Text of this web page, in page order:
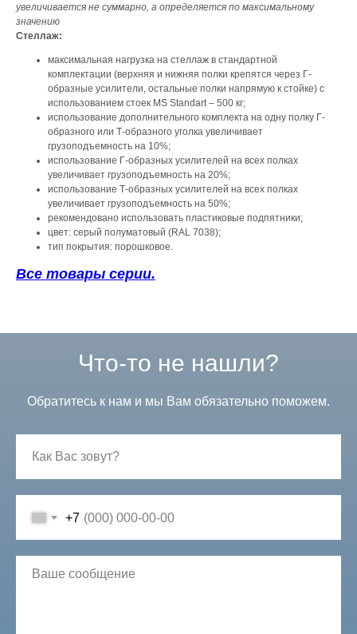
увеличивается не суммарно, а определяется по максимальному
значению
Стеллаж:
максимальная нагрузка на стеллаж в стандартной
комплектации (верхняя и нижняя полки крепятся через Г-
образные усилители, остальные полки напрямую к стойке) с
использованием стоек MS Standart – 500 кг;
использование дополнительного комплекта на одну полку Г-
образного или Т-образного уголка увеличивает
грузоподъемность на 10%;
использование Г-образных усилителей на всех полках
увеличивает грузоподъемность на 20%;
использование Т-образных усилителей на всех полках
увеличивает грузоподъемность на 50%;
рекомендовано использовать пластиковые подпятники;
цвет: серый полуматовый (RAL 7038);
тип покрытия: порошковое.
Все товары серии.
Что-то не нашли?
Обратитесь к нам и мы Вам обязательно поможем.
+7